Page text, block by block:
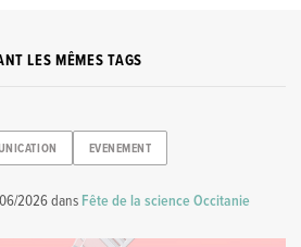
LES MÊMES TAGS
EVENEMENT
2026dans Fête de la science Occitanie